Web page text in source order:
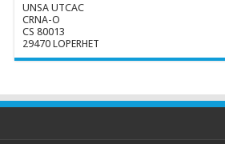
UNSA UTCAC
CRNA-O
CS 80013
29470 LOPERHET